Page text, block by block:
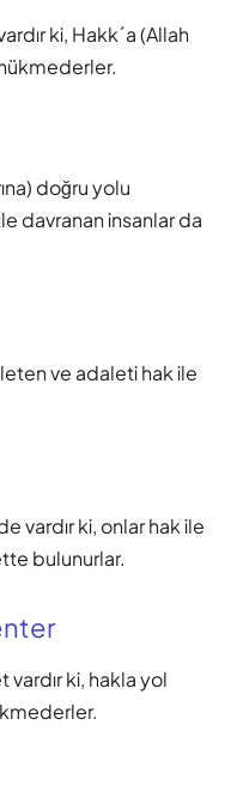
ki, Hakk´a (Allah
doğru yolu
davranan insanlar da
ve adaleti hak ile
vardır ki, onlar hak ile
bulunurlar.
vardır ki, hakla yol